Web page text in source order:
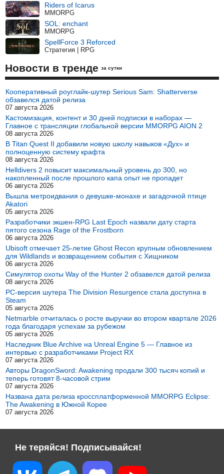
Riders of Icarus
MMORPG
SOL: enchant
MMORPG
SpellForce 3 Reforced
Стратегия | RPG
Новости в тренде за сутки
Кооперативный роуглайк-шутер Serious Sam: Shatterverse
обзавелся датой релиза
07 августа 2026
Кастомизация, контент и 30 дней подписки в наборах —
Главное с трансляции глобальной версии MMORPG AION 2
08 августа 2026
В Titan Quest II добавили новую школу навыков «Дух» и
полноценную систему крафта
08 августа 2026
Helldivers 2 повысит максимальный уровень до 300, но
накопленный после прошлого капа опыт не пропадет
06 августа 2026
Вышла метроидвания о девушке-монахе и загадочной птице
Akatori
05 августа 2026
Разработчики экшен-RPG Last Epoch назвали дату старта
пятого сезона Rage of the Frostborn
06 августа 2026
Ubisoft отмечает 25-летие Ghost Recon крупным обновлением
для Wildlands и возвращением события с Хищником
06 августа 2026
Симулятор охоты Way of the Hunter 2 обзавелся датой релиза
08 августа 2026
PC-версия шутера The Division Resurgence стала доступна в
Steam
05 августа 2026
Netmarble отчиталась о росте выручки во втором квартале 2026
года благодаря успехам за рубежом
05 августа 2026
Наследник Blue Archive на Unreal Engine 5 — Главное из
интервью с разработчиками Project RX
07 августа 2026
Авторы DragonSword: Awakening продали 300 тысяч копий и
теперь готовят 8-часовой стрим
07 августа 2026
Названа дата релиза кроссплатформенной MMORPG Eclipse:
The Awakening в Южной Корее
07 августа 2026
Не теряйся! Подписывайся!